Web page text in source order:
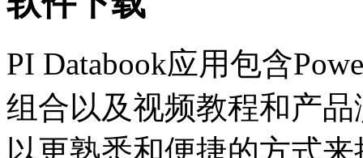
PI Databook应用包含
组合以及视频教程和产品